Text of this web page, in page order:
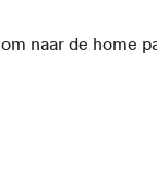
om naar de home